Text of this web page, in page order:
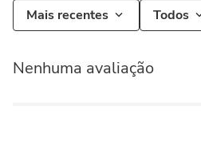
Mais recentes Todos
Nenhuma avaliação